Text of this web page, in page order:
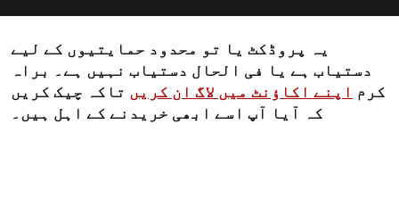
یہ پروڈکٹ یا تو محدود حمایتیوں کے لیے
دستیاب ہے یا فی الحال دستیاب نہیں ہے۔ براہ
کرم اپنے اکاؤنٹ میں لاگ ان کریں تاکہ چیک کریں
کہ آیا آپ اسے ابھی خریدنے کے اہل ہیں۔